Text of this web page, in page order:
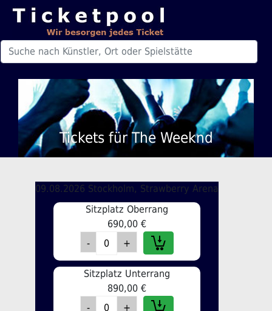
Tickets für The Weeknd
09.08.2026 Stockholm, Strawberry Arena
Sitzplatz Oberrang
690,00 €
Sitzplatz Unterrang
890,00 €